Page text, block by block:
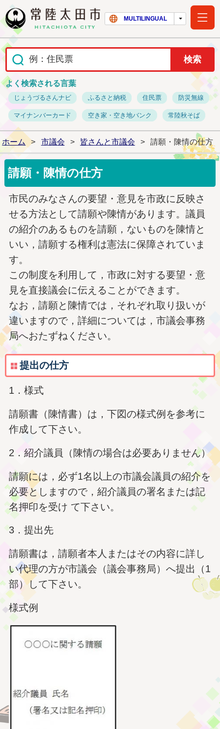
常陸太田市ホー
MULTILINGUAL
よく検索される言葉
じょうづるさんナビ ふるさと納税 住民票 防災無線
マイナンバーカード 空き家・空き地バンク 常陸秋そば
ホーム > 市議会 > 皆さんと市議会 > 請願・陳情の仕方
請願・陳情の仕方
市民のみなさんの要望・意見を市政に反映さ
せる方法として請願や陳情があります。議員
の紹介のあるものを請願，ないものを陳情と
いい，請願する権利は憲法に保障されていま
す。
この制度を利用して，市政に対する要望・意
見を直接議会に伝えることができます。
なお，請願と陳情では，それぞれ取り扱いが
違いますので，詳細については，市議会事務
局へおたずねください。
提出の仕方
1．様式
請願書（陳情書）は，下図の様式例を参考に
作成して下さい。
2．紹介議員（陳情の場合は必要ありません）
請願には，必ず1名以上の市議会議員の紹介を
必要としますので，紹介議員の署名または記
名押印を受け て下さい。
3．提出先
請願書は，請願者本人またはその内容に詳し
い代理の方が市議会（議会事務局）へ提出（1
部）して下さい。
様式例